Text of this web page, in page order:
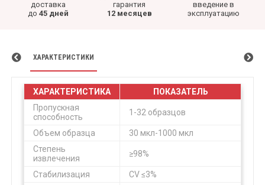
доставка
до 45 дней
гарантия
12 месяцев
введение в
эксплуатацию
ХАРАКТЕРИСТИКИ
ХАРАКТЕРИСТИКА
ПОКАЗАТЕЛЬ
Пропускная
способность
1-32 образцов
Объем образца
30 мкл-1000 мкл
Степень
извлечения
≥98%
Стабилизация
CV ≤3%